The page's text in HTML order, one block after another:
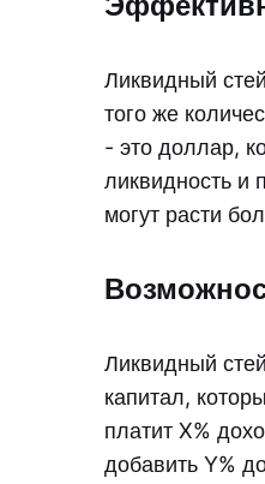
Ликвидный
того же
- это доллар,
ликвидность и
могут расти
Ликвидный
капитал,
платит X%
добавить Y%